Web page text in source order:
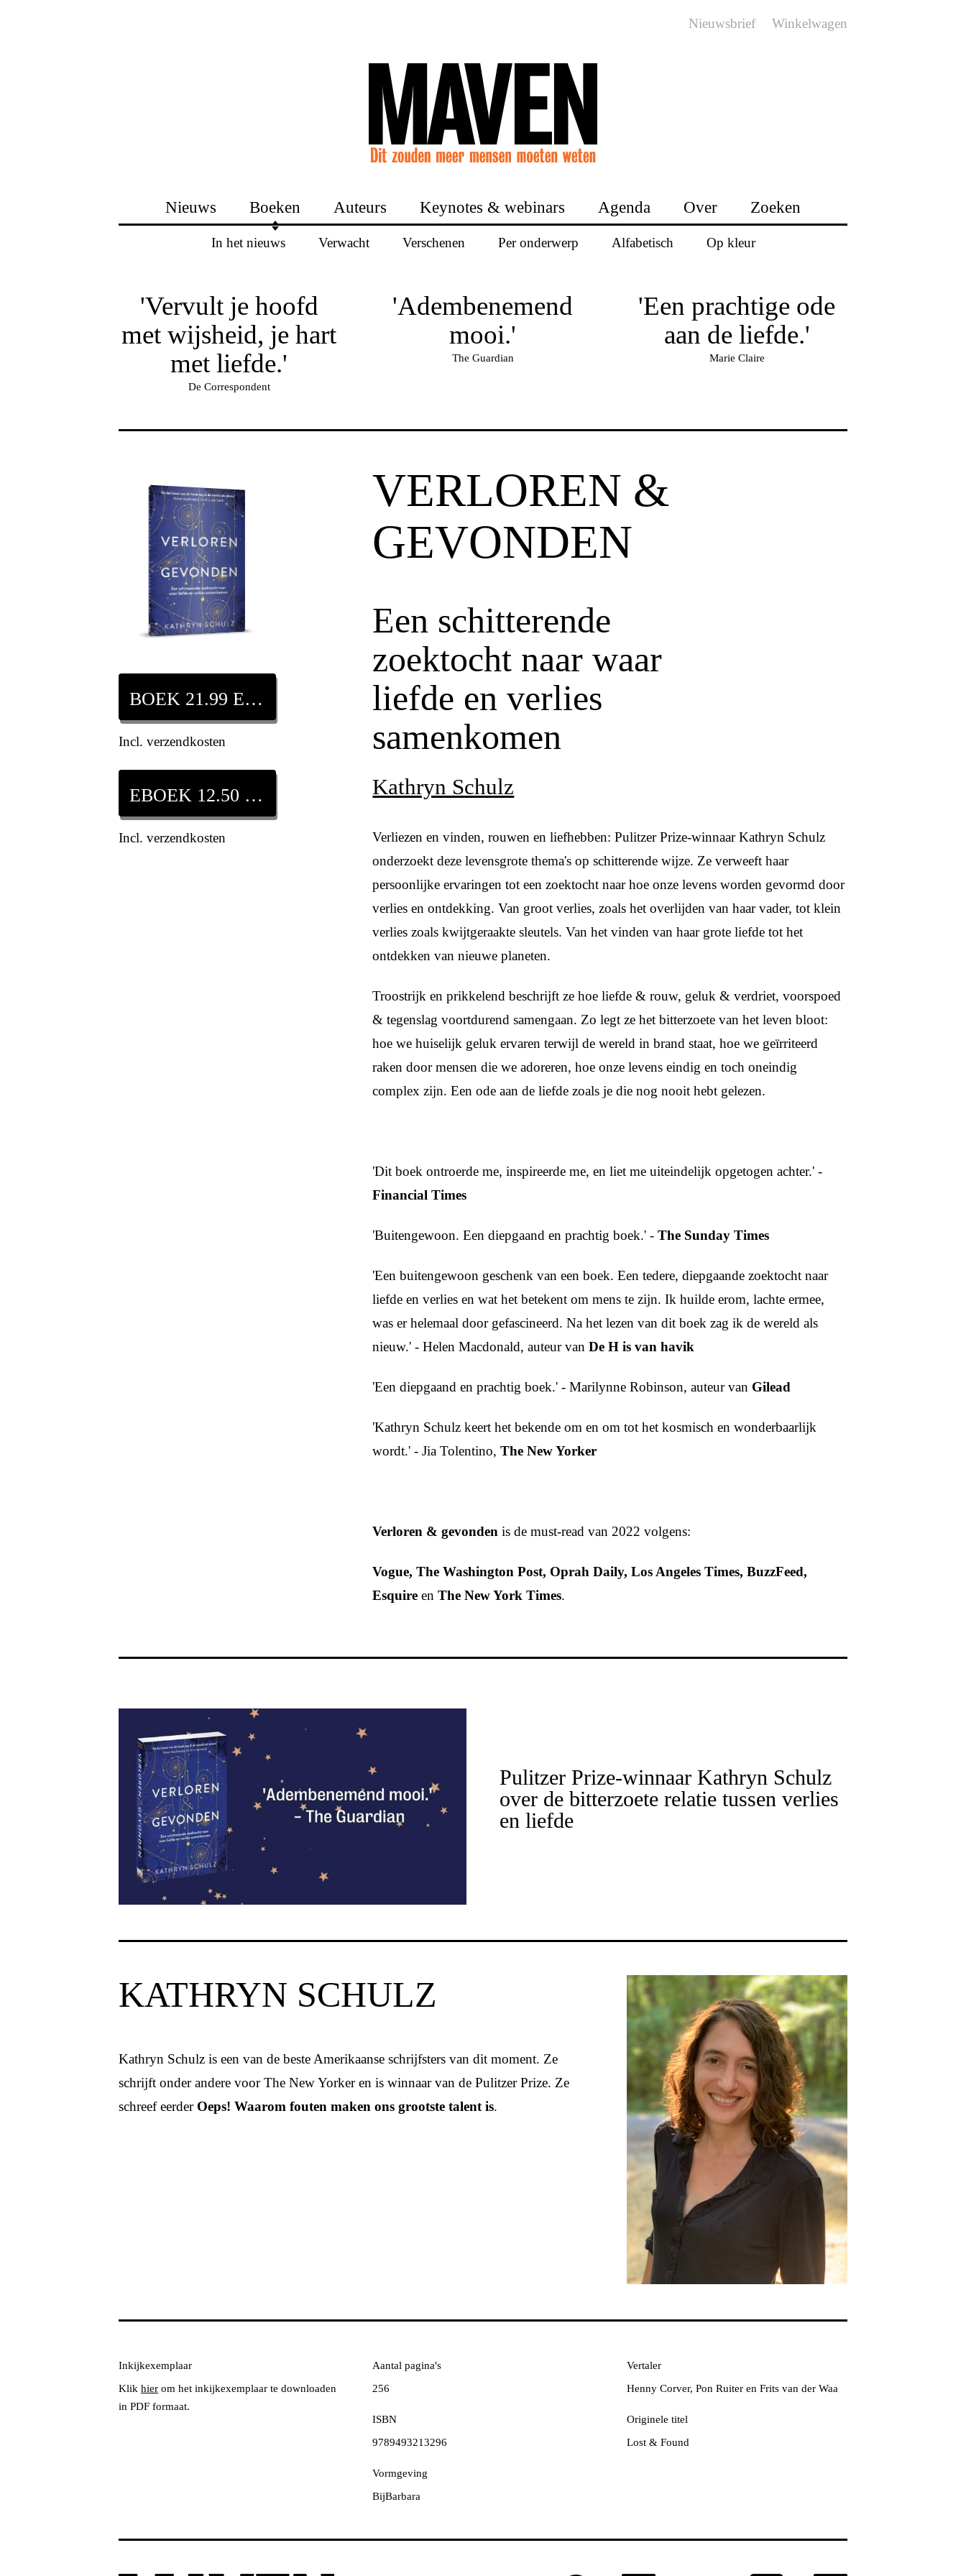
Nieuwsbrief Winkelwagen
Nieuws Boeken
In het nieuws Verwacht Verschenen Per onderwerp Alfabetisch Op kleur
Auteurs Keynotes & webinars Agenda Over Zoeken
'Vervult je hoofd
met wijsheid, je hart
met liefde.'
De Correspondent
'Adembenemend
mooi.'
The Guardian
'Een prachtige ode
aan de liefde.'
Marie Claire
BOEK 21.99 EURO
Incl. verzendkosten
EBOEK 12.50 EURO
Incl. verzendkosten
VERLOREN &
GEVONDEN
Een schitterende
zoektocht naar waar
liefde en verlies
samenkomen
Kathryn Schulz
Verliezen en vinden, rouwen en liefhebben: Pulitzer Prize-winnaar Kathryn Schulz
onderzoekt deze levensgrote thema's op schitterende wijze. Ze verweeft haar
persoonlijke ervaringen tot een zoektocht naar hoe onze levens worden gevormd door
verlies en ontdekking. Van groot verlies, zoals het overlijden van haar vader, tot klein
verlies zoals kwijtgeraakte sleutels. Van het vinden van haar grote liefde tot het
ontdekken van nieuwe planeten.
Troostrijk en prikkelend beschrijft ze hoe liefde & rouw, geluk & verdriet, voorspoed
& tegenslag voortdurend samengaan. Zo legt ze het bitterzoete van het leven bloot:
hoe we huiselijk geluk ervaren terwijl de wereld in brand staat, hoe we geïrriteerd
raken door mensen die we adoreren, hoe onze levens eindig en toch oneindig
complex zijn. Een ode aan de liefde zoals je die nog nooit hebt gelezen.
'Dit boek ontroerde me, inspireerde me, en liet me uiteindelijk opgetogen achter.' -
Financial Times
'Buitengewoon. Een diepgaand en prachtig boek.' -The Sunday Times
'Een buitengewoon geschenk van een boek. Een tedere, diepgaande zoektocht naar
liefde en verlies en wat het betekent om mens te zijn. Ik huilde erom, lachte ermee,
was er helemaal door gefascineerd. Na het lezen van dit boek zag ik de wereld als
nieuw.' - Helen Macdonald, auteur van De H is van havik
'Een diepgaand en prachtig boek.' - Marilynne Robinson, auteur van Gilead
'Kathryn Schulz keert het bekende om en om tot het kosmisch en wonderbaarlijk
wordt.' - Jia Tolentino,The New Yorker
Verloren & gevonden is de must-read van 2022 volgens:
Vogue, The Washington Post, Oprah Daily, Los Angeles Times, BuzzFeed,
Esquire enThe New York Times.
Pulitzer Prize-winnaar Kathryn Schulz
over de bitterzoete relatie tussen verlies
en liefde
KATHRYN SCHULZ
Kathryn Schulz is een van de beste Amerikaanse schrijfsters van dit moment. Ze
schrijft onder andere voor The New Yorker en is winnaar van de Pulitzer Prize. Ze
schreef eerder Oeps! Waarom fouten maken ons grootste talent is.
Inkijkexemplaar
Klik hier om het inkijkexemplaar te downloaden
in PDF formaat.
Aantal pagina's
256
ISBN
9789493213296
Vormgeving
BijBarbara
Vertaler
Henny Corver, Pon Ruiter en Frits van der Waa
Originele titel
Lost & Found